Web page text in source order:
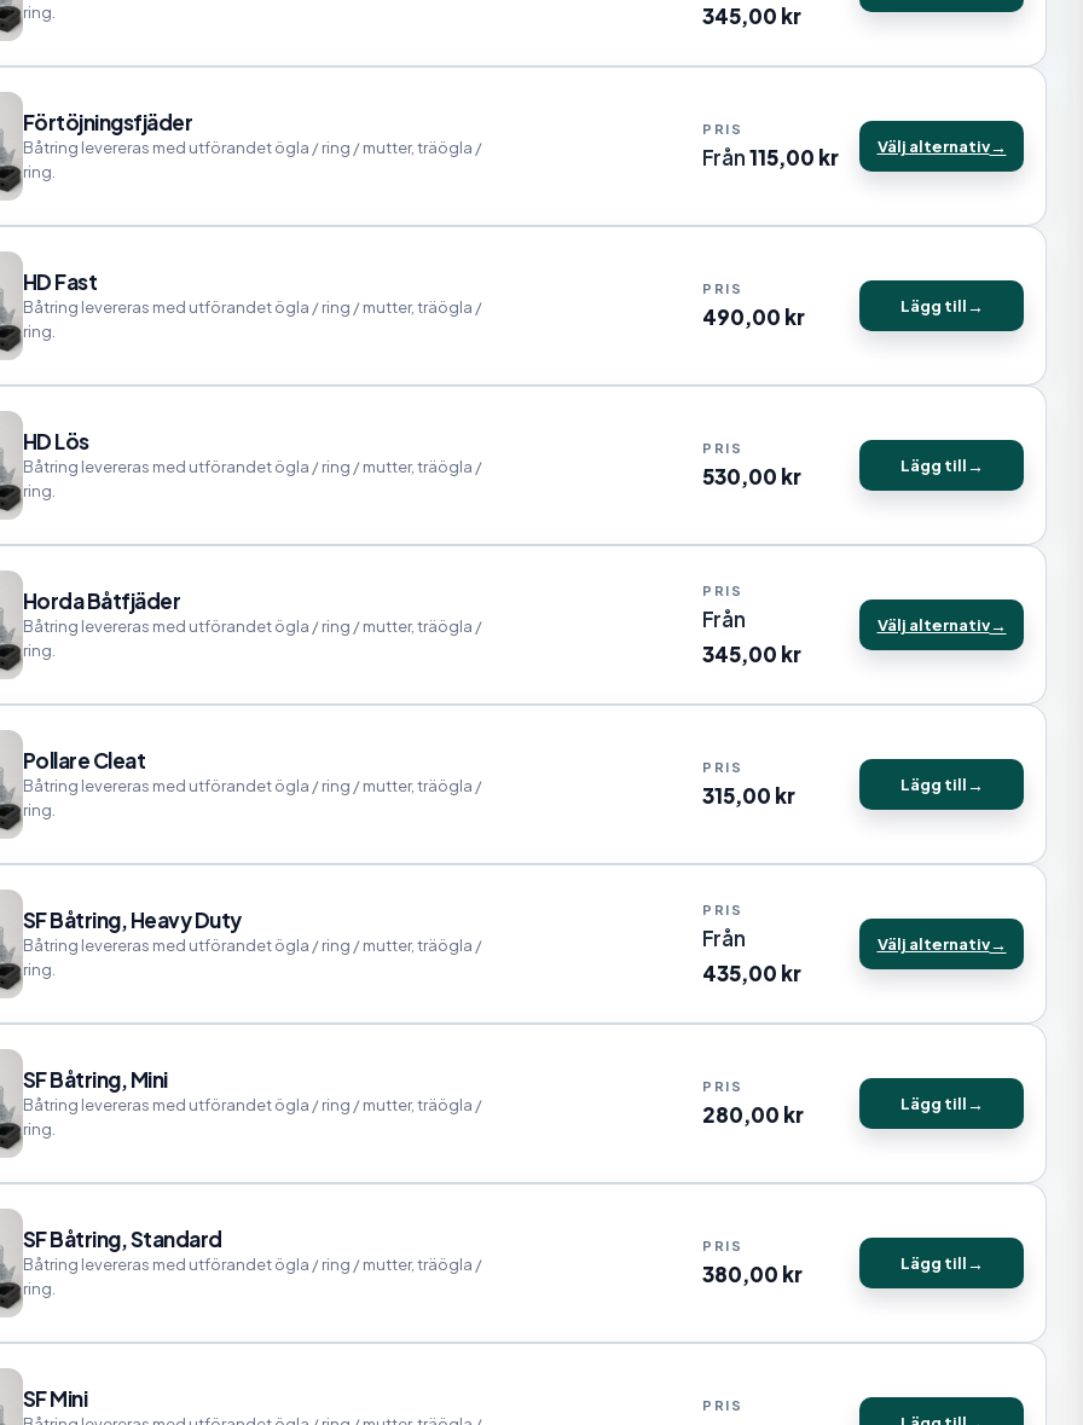
ring.
345,00 kr
Förtöjningsfjäder
Båtring levereras med utförandet ögla / ring / mutter, träögla /
ring.
Från115,00 kr Välj alternativ
HD Fast
Båtring levereras med utförandet ögla / ring / mutter, träögla /
ring.
490,00 kr Lägg till
HD Lös
Båtring levereras med utförandet ögla / ring / mutter, träögla /
ring.
530,00 kr Lägg till
Horda Båtfjäder
Båtring levereras med utförandet ögla / ring / mutter, träögla /
ring.
Från
345,00 kr
Välj alternativ
Pollare Cleat
Båtring levereras med utförandet ögla / ring / mutter, träögla /
ring.
315,00 kr Lägg till
SF Båtring, Heavy Duty
Båtring levereras med utförandet ögla / ring / mutter, träögla /
ring.
Från
435,00 kr
Välj alternativ
SF Båtring, Mini
Båtring levereras med utförandet ögla / ring / mutter, träögla /
ring.
280,00 kr Lägg till
SF Båtring, Standard
Båtring levereras med utförandet ögla / ring / mutter, träögla /
ring.
380,00 kr Lägg till
SF Mini